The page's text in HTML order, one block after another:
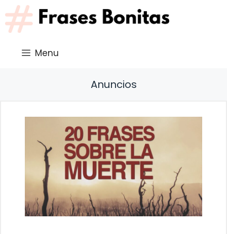
Saltar
al
contenido
Menu
Anuncios